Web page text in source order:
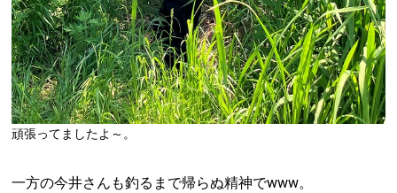
頑張ってましたよ～。
一方の今井さんも釣るまで帰らぬ精神でwww。